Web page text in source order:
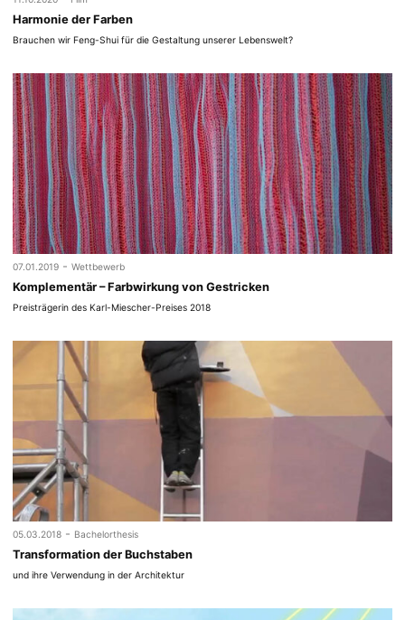
Harmonie der Farben
Brauchen wir Feng-Shui für die Gestaltung unserer Lebenswelt?
07.01.2019 - Wettbewerb
Komplementär – Farbwirkung von Gestricken
Preisträgerin des Karl-Miescher-Preises 2018
05.03.2018 - Bachelorthesis
Transformation der Buchstaben
und ihre Verwendung in der Architektur